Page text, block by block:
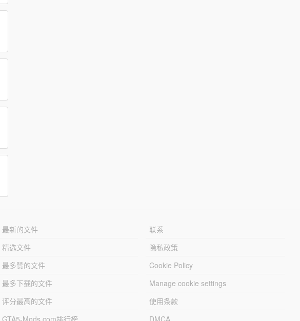
最新的文件
精选文件
最多赞的文件
最多下载的文件
评分最高的文件
GTA5-Mods.com排行榜
联系
隐私政策
Cookie Policy
Manage cookie settings
使用条款
DMCA